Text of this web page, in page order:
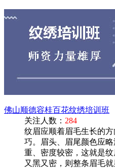
佛山顺德容桂百花纹绣培训班
关注人数： 284
纹眉应顺着眉毛生长的
巧。眉头、眉尾颜色应
重、密度较密，这就是
又黑又密，则整条眉毛